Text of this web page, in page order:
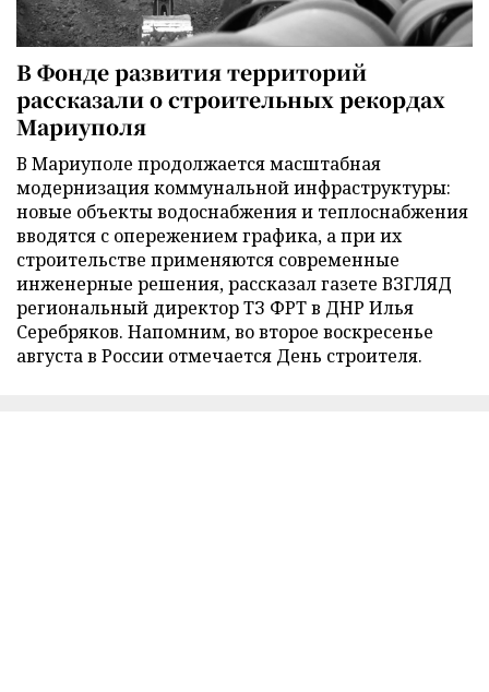
В Фонде развития территорий
рассказали о строительных рекордах
Мариуполя
В Мариуполе продолжается масштабная
модернизация коммунальной инфраструктуры:
новые объекты водоснабжения и теплоснабжения
вводятся с опережением графика, а при их
строительстве применяются современные
инженерные решения, рассказал газете ВЗГЛЯД
региональный директор ТЗ ФРТ в ДНР Илья
Серебряков. Напомним, во второе воскресенье
августа в России отмечается День строителя.